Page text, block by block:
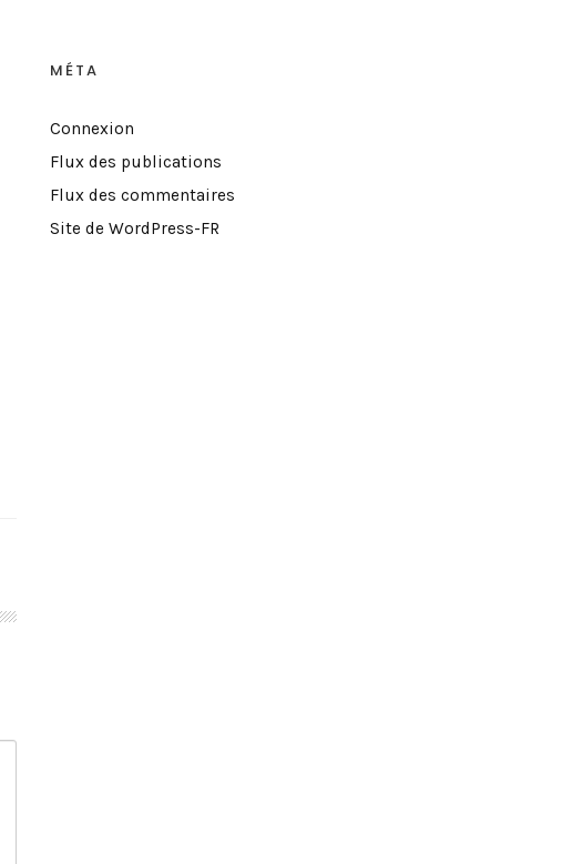
MÉTA
Connexion
Flux des publications
Flux des commentaires
Site de WordPress-FR